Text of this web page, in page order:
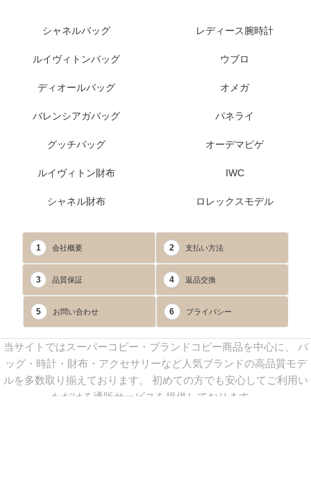
シャネルバッグ
ルイヴィトンバッグ
ディオールバッグ
バレンシアガバッグ
グッチバッグ
ルイヴィトン財布
シャネル財布
レディース腕時計
ウブロ
オメガ
パネライ
オーデマピゲ
IWC
ロレックスモデル
1 会社概要 2 支払い方法
3 品質保証 4 返品交換
5 お問い合わせ 6 プライバシー
当サイトではスーパーコピー・ブランドコピー商品を中心に、 バ
ッグ・時計・財布・アクセサリーなど人気ブランドの高品質モデ
ルを多数取り揃えております。 初めての方でも安心してご利用い
ただける通販サービスを提供しております。